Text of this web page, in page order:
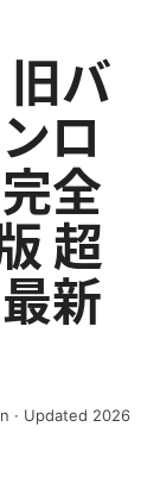
バ
ロ
全
超
新
· Updated 2026